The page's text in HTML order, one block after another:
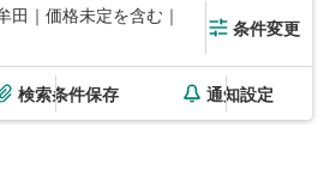
田｜価格未定を含む｜
条件変更
検索条件保存 通知設定